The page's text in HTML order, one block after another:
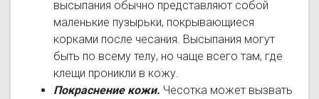
высыпания обычно представляют собой
маленькие пузырьки, покрывающиеся
корками после чесания. Высыпания могут
быть по всему телу, но чаще всего там, где
клещи проникли в кожу.
Покраснение кожи. Чесотка может вызвать